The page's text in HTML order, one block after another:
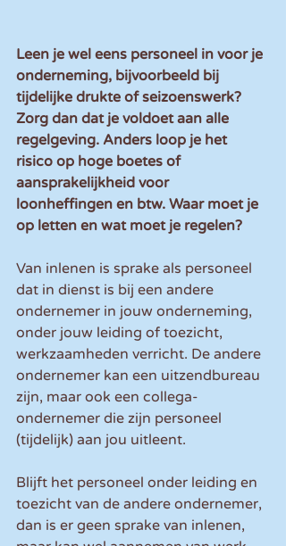
Leen je wel eens personeel in voor je
onderneming, bijvoorbeeld bij
tijdelijke drukte of seizoenswerk?
Zorg dan dat je voldoet aan alle
regelgeving. Anders loop je het
risico op hoge boetes of
aansprakelijkheid voor
loonheffingen en btw. Waar moet je
op letten en wat moet je regelen?
Van inlenen is sprake als personeel
dat in dienst is bij een andere
ondernemer in jouw onderneming,
onder jouw leiding of toezicht,
werkzaamheden verricht. De andere
ondernemer kan een uitzendbureau
zijn, maar ook een collega-
ondernemer die zijn personeel
(tijdelijk) aan jou uitleent.
Blijft het personeel onder leiding en
toezicht van de andere ondernemer,
dan is er geen sprake van inlenen,